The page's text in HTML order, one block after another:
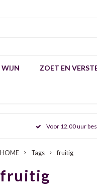
WIJN ZOET EN
Voor 12.00 uur
HOME Tags fruitig
fruitig